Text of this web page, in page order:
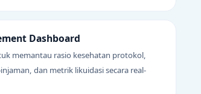
Dashboard
memantau rasio kesehatan protokol,
dan metrik likuidasi secara real-